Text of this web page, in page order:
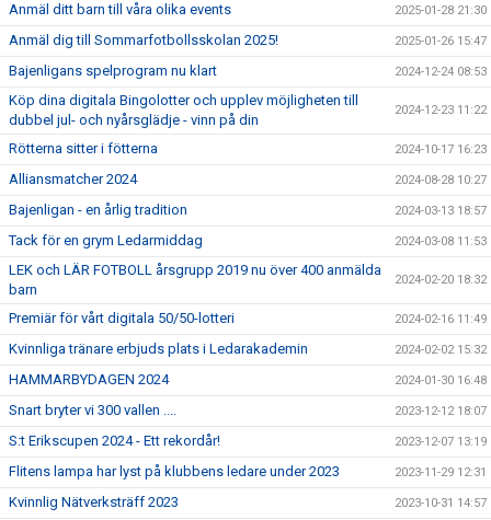
Anmäl ditt barn till våra olika events 2025-01-28 21:30
Anmäl dig till Sommarfotbollsskolan 2025! 2025-01-26 15:47
Bajenligans spelprogram nu klart 2024-12-24 08:53
Köp dina digitala Bingolotter och upplev möjligheten till
dubbel jul- och nyårsglädje - vinn på din
2024-12-23 11:22
Rötterna sitter i fötterna 2024-10-17 16:23
Alliansmatcher 2024 2024-08-28 10:27
Bajenligan - en årlig tradition 2024-03-13 18:57
Tack för en grym Ledarmiddag 2024-03-08 11:53
LEK och LÄR FOTBOLL årsgrupp 2019 nu över 400 anmälda
barn
2024-02-20 18:32
Premiär för vårt digitala 50/50-lotteri 2024-02-16 11:49
Kvinnliga tränare erbjuds plats i Ledarakademin 2024-02-02 15:32
HAMMARBYDAGEN 2024 2024-01-30 16:48
Snart bryter vi 300 vallen .... 2023-12-12 18:07
S:t Erikscupen 2024 - Ett rekordår! 2023-12-07 13:19
Flitens lampa har lyst på klubbens ledare under 2023 2023-11-29 12:31
Kvinnlig Nätverksträff 2023 2023-10-31 14:57